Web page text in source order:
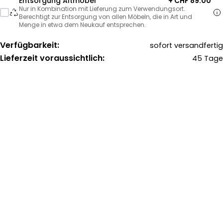
Nur in Kombination mit Lieferung zum Verwendungsort.
Berechtigt zur Entsorgung von allen Möbeln, die in Art und
Menge in etwa dem Neukauf entsprechen.
Verfügbarkeit: sofort versandfertig
Lieferzeit voraussichtlich: 45 Tage